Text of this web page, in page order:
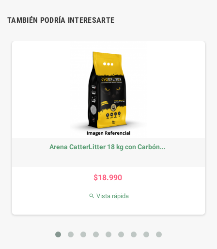
TAMBIÉN PODRÍA INTERESARTE
Arena CatterLitter 18 kg con Carbón...
$18.990
Vista rápida